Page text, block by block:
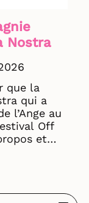
Nostra
que la
qui a
l’Ange au
Off
et
Nous
fermeté